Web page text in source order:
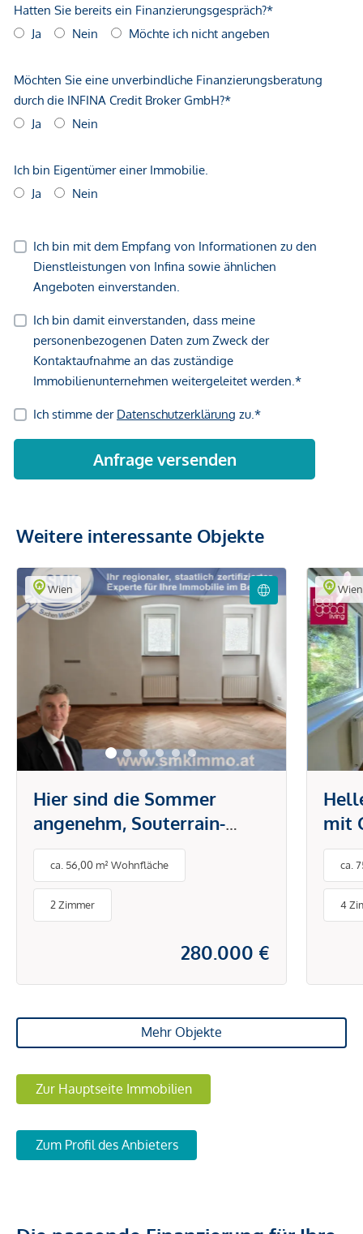
Weitere interessante Objekte
Wien
Hier sind die Sommer
angenehm, Souterrain-
Eigentum mit
Terrassenmöglichkeit!
ca. 56,00 m² Wohnfläche
2 Zimmer
280.000 €
Wien
mit
ca.
4
Mehr Objekte
Zur Hauptseite Immobilien
Zum Profil des Anbieters